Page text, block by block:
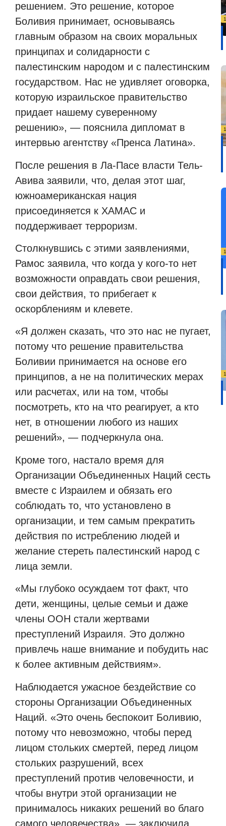
решением. Это решение, которое
Боливия принимает, основываясь
главным образом на своих моральных
принципах и солидарности с
палестинским народом и с палестинским
государством. Нас не удивляет оговорка,
которую израильское правительство
придает нашему суверенному
решению», — пояснила дипломат в
интервью агентству «Пренса Латина».
После решения в Ла-Пасе власти Тель-
Авива заявили, что, делая этот шаг,
южноамериканская нация
присоединяется к ХАМАС и
поддерживает терроризм.
Столкнувшись с этими заявлениями,
Рамос заявила, что когда у кого-то нет
возможности оправдать свои решения,
свои действия, то прибегает к
оскорблениям и клевете.
«Я должен сказать, что это нас не пугает,
потому что решение правительства
Боливии принимается на основе его
принципов, а не на политических мерах
или расчетах, или на том, чтобы
посмотреть, кто на что реагирует, а кто
нет, в отношении любого из наших
решений», — подчеркнула она.
Кроме того, настало время для
Организации Объединенных Наций сесть
вместе с Израилем и обязать его
соблюдать то, что установлено в
организации, и тем самым прекратить
действия по истреблению людей и
желание стереть палестинский народ с
лица земли.
«Мы глубоко осуждаем тот факт, что
дети, женщины, целые семьи и даже
члены ООН стали жертвами
преступлений Израиля. Это должно
привлечь наше внимание и побудить нас
к более активным действиям».
Наблюдается ужасное бездействие со
стороны Организации Объединенных
Наций. «Это очень беспокоит Боливию,
потому что невозможно, чтобы перед
лицом стольких смертей, перед лицом
стольких разрушений, всех
преступлений против человечности, и
чтобы внутри этой организации не
принималось никаких решений во благо
самого человечества», — заключила